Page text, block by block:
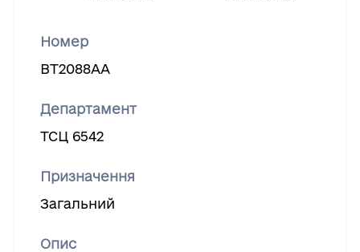
Номер
ВТ2088АА
Департамент
ТСЦ 6542
Призначення
Загальний
Опис